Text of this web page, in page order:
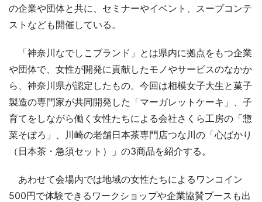
の企業や団体と共に、セミナーやイベント、スープコンテ
ストなども開催している。
「神奈川なでしこブランド」とは県内に拠点をもつ企業
や団体で、女性が開発に貢献したモノやサービスのなかか
ら、神奈川県が認定したもの。今回は相模女子大生と菓子
製造の専門家が共同開発した「マーガレットケーキ」、子
育てをしながら働く女性たちによる会社さくら工房の「惣
菜そぼろ」、川崎の老舗日本茶専門店つな川の「心ばかり
（日本茶・急須セット）」の3商品を紹介する。
あわせて会場内では地域の女性たちによるワンコイン
500円で体験できるワークショップや企業協賛ブースも出